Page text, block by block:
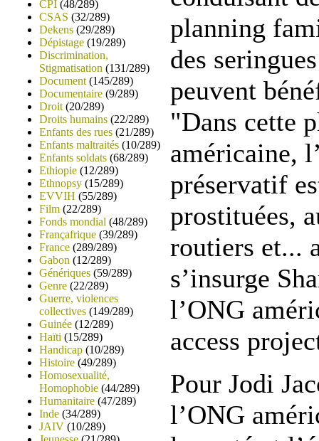
CPI (48/289)
CSAS (32/289)
Dekens (29/289)
Dépistage (19/289)
Discrimination,
Stigmatisation (131/289)
Document (145/289)
Documentaire (9/289)
Droit (20/289)
Droits humains (22/289)
Enfants des rues (21/289)
Enfants maltraités (10/289)
Enfants soldats (68/289)
Ethiopie (12/289)
Ethnopsy (15/289)
EVVIH (55/289)
Film (22/289)
Fonds mondial (48/289)
Françafrique (39/289)
France (289/289)
Gabon (12/289)
Génériques (59/289)
Genre (22/289)
Guerre, violences
collectives (149/289)
Guinée (12/289)
Haïti (15/289)
Handicap (10/289)
Histoire (49/289)
Homosexualité,
Homophobie (44/289)
Humanitaire (47/289)
Inde (34/289)
JAIV (10/289)
planning
des
peuvent
"Dans cette
américaine,
préservatif
prostituées,
routiers et...
s’insurge
l’ONG
access
Pour Jodi
l’ONG